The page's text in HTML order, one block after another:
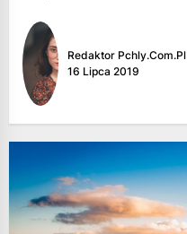
Redaktor Pchly.com.pl
16 Lipca 2019